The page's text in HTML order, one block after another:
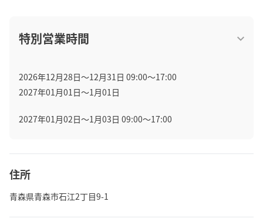
特別営業時間
2026年12月28日〜12月31日 09:00～17:00
2027年01月01日〜1月01日
2027年01月02日〜1月03日 09:00～17:00
住所
青森県青森市石江2丁目9-1